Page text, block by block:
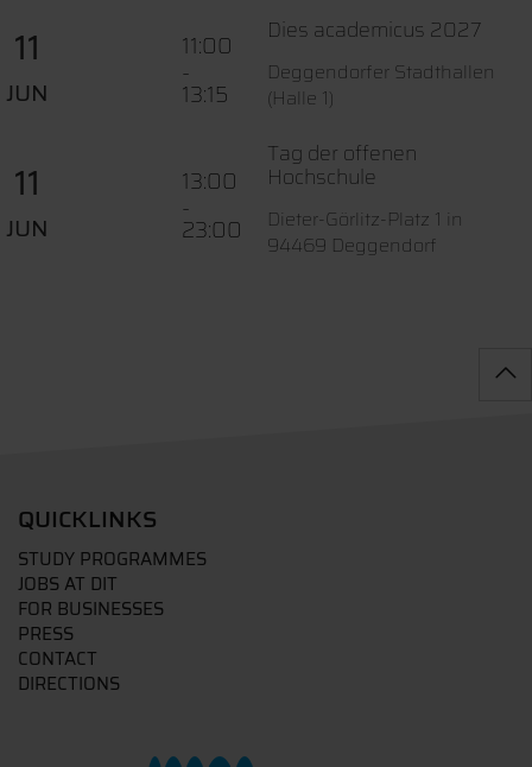
11
JUN
11:00
-
13:15
Dies academicus 2027
Deggendorfer Stadthallen
(Halle 1)
11
JUN
13:00
-
23:00
Tag der offenen
Hochschule
Dieter-Görlitz-Platz 1 in
94469 Deggendorf
QUICKLINKS
STUDY PROGRAMMES
JOBS AT DIT
FOR BUSINESSES
PRESS
CONTACT
DIRECTIONS